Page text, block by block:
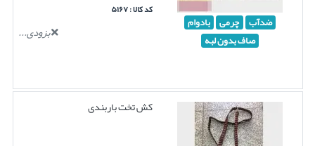
ضدآب چرمی بادوام
صاف بدون لبه
کد کالا : ۵۱۶۷
بزودی...
کش تخت باربندی